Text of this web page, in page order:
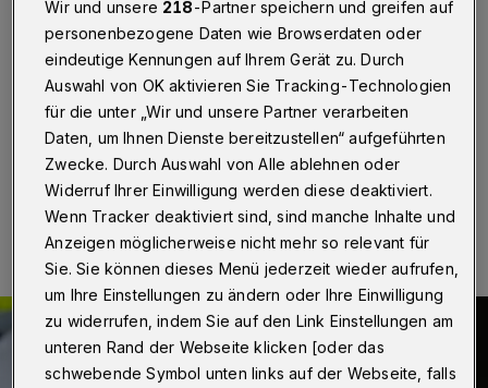
Die Wuppertaler Polizei sucht nach einer
Unfallflucht, die sich am Montag (14. August 2023)
gegen 18:45 Uhr an der Einmündung der Straße
Schwarzbach zur Wittener Straße ereignet hat, nach
Zeuginnen und Zeugen.
16.08.2023 , 12:40 Uhr Eine Minute Lesezeit
Wir und unsere 218-Partner speichern und greifen auf
personenbezogene Daten wie Browserdaten oder
eindeutige Kennungen auf Ihrem Gerät zu. Durch
Auswahl von OK aktivieren Sie Tracking-Technologien
für die unter „Wir und unsere Partner verarbeiten
Daten, um Ihnen Dienste bereitzustellen“ aufgeführten
Zwecke. Durch Auswahl von Alle ablehnen oder
Widerruf Ihrer Einwilligung werden diese deaktiviert.
Wenn Tracker deaktiviert sind, sind manche Inhalte und
Anzeigen möglicherweise nicht mehr so relevant für
Sie. Sie können dieses Menü jederzeit wieder aufrufen,
um Ihre Einstellungen zu ändern oder Ihre Einwilligung
zu widerrufen, indem Sie auf den Link Einstellungen am
unteren Rand der Webseite klicken [oder das
schwebende Symbol unten links auf der Webseite, falls